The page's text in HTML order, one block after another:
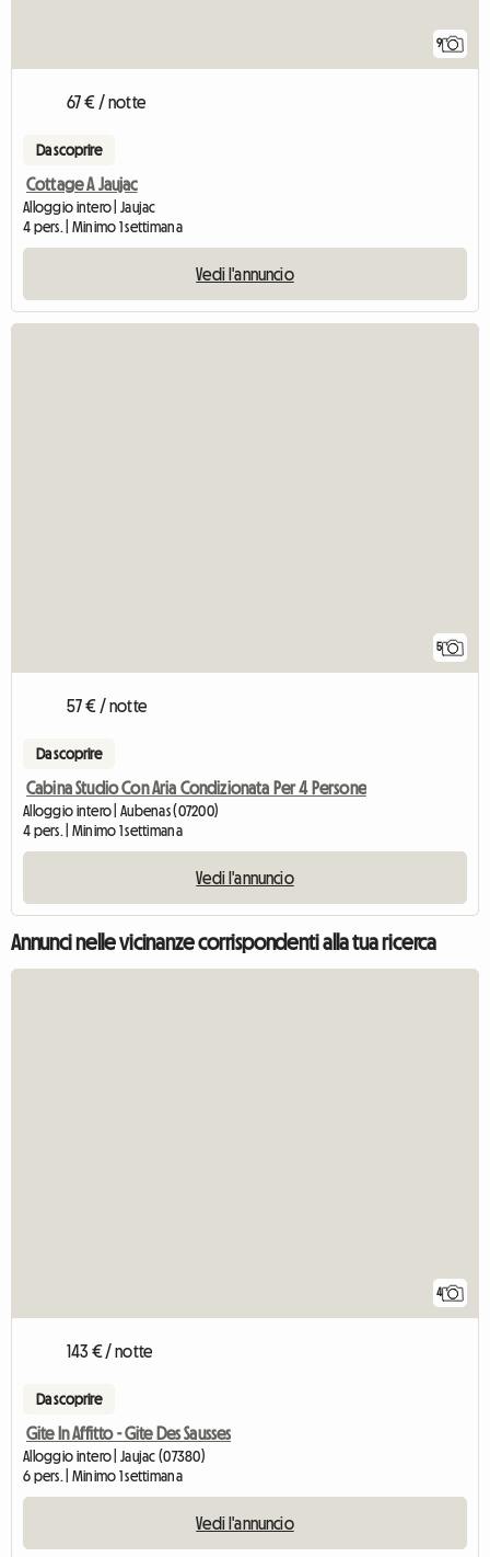
9
67 € / notte
Da scoprire
Cottage A Jaujac
Alloggio intero | Jaujac
4 pers. | Minimo 1 settimana
Vedi l'annuncio
5
57 € / notte
Da scoprire
Cabina Studio Con Aria Condizionata Per 4 Persone
Alloggio intero | Aubenas (07200)
4 pers. | Minimo 1 settimana
Vedi l'annuncio
Annunci nelle vicinanze corrispondenti alla tua ricerca
4
143 € / notte
Da scoprire
Gite In Affitto - Gite Des Sausses
Alloggio intero | Jaujac (07380)
6 pers. | Minimo 1 settimana
Vedi l'annuncio